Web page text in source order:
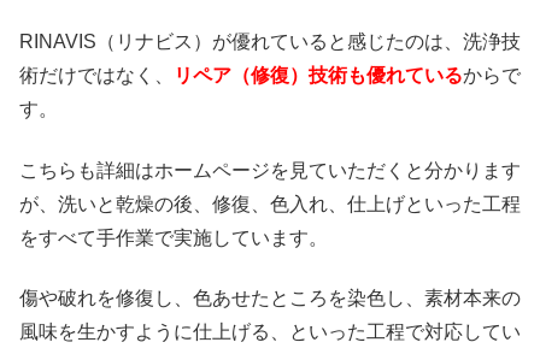
RINAVIS（リナビス）が優れていると感じたのは、洗浄技
術だけではなく、
リペア（修復）技術も優れているからで
す。
こちらも詳細はホームページを見ていただくと分かります
が、洗いと乾燥の後、修復、色入れ、仕上げといった工程
をすべて手作業で実施しています。
傷や破れを修復し、色あせたところを染色し、素材本来の
風味を生かすように仕上げる、といった工程で対応してい